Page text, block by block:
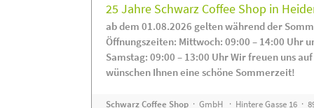
25 Jahre Schwarz Coffee Shop in
ab dem 01.08.2026 gelten während der
Öffnungszeiten: Mittwoch: 09:00 – 14:00 Uhr
Samstag: 09:00 – 13:00 Uhr Wir freuen uns
wünschen Ihnen eine schöne Sommerzeit!
Schwarz Coffee Shop · GmbH · Hintere Gasse 16 ·